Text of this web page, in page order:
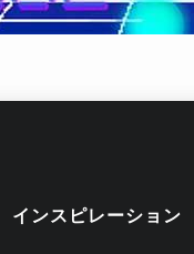
インスピレーション